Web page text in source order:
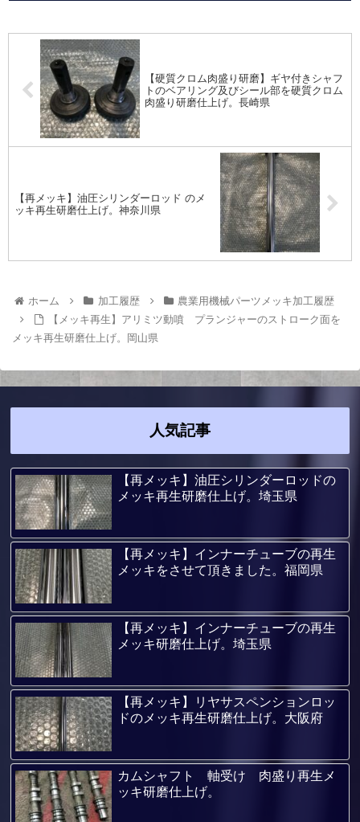
【硬質クロム肉盛り研磨】ギヤ付きシャフ
トのベアリング及びシール部を硬質クロム
肉盛り研磨仕上げ。長崎県
【再メッキ】油圧シリンダーロッド のメ
ッキ再生研磨仕上げ。神奈川県
ホーム 加工履歴
農業用機械パーツメッキ加工履歴
【メッキ再生】アリミツ動噴 プランジャーのストローク面を
メッキ再生研磨仕上げ。岡山県
人気記事
【再メッキ】油圧シリンダーロッドの
メッキ再生研磨仕上げ。埼玉県
【再メッキ】インナーチューブの再生
メッキをさせて頂きました。福岡県
【再メッキ】インナーチューブの再生
メッキ研磨仕上げ。埼玉県
【再メッキ】リヤサスペンションロッ
ドのメッキ再生研磨仕上げ。大阪府
カムシャフト 軸受け 肉盛り再生メ
ッキ研磨仕上げ。